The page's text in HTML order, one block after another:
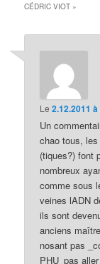
CÉDRIC VIOT »
Le2.12.2011
Un
chao tous, les
(tiques?) font
nombreux
comme sous
veines lADN
ils sont
anciens
nosant pas
PHU_pas